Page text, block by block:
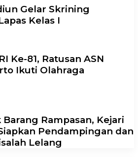
Gelar Skrining
Kelas I
Ke-81, Ratusan ASN
Ikuti Olahraga
Rampasan, Kejari
Pendampingan dan
Lelang